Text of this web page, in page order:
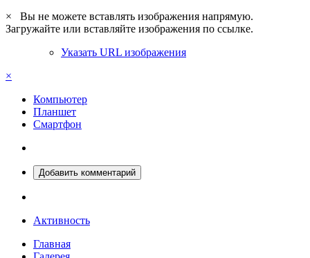
×
Вы не можете вставлять изображения напрямую.
Загружайте или вставляйте изображения по ссылке.
Указать URL изображения
×
Компьютер
Планшет
Смартфон
Добавить комментарий
Активность
Главная